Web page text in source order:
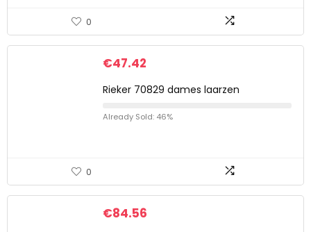
0
€47.42
Rieker 70829 dames laarzen
Already Sold: 46%
0
€84.56